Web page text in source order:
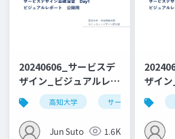
20240606_サービスデ
ザイン_ビジュアルレポ
ート_Day1_公開用
高知大学 サービスデザイン
Jun Suto 1.6K
ザイ
ート